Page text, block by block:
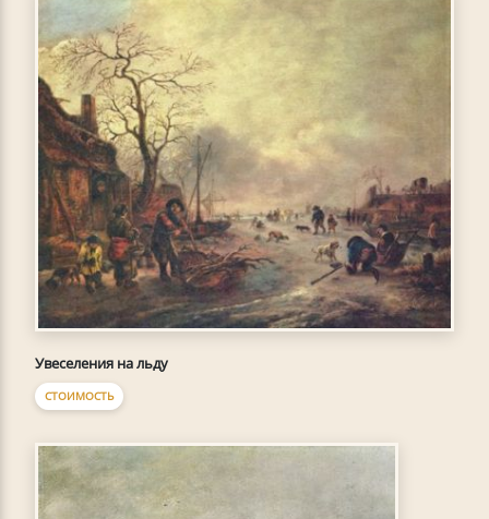
Увеселения на льду
СТОИМОСТЬ